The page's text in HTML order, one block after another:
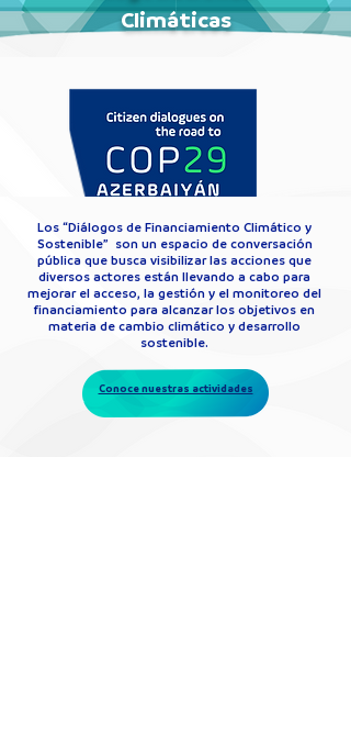
Climáticas
Los “Diálogos de Financiamiento Climático y
Sostenible” son un espacio de conversación
pública que busca visibilizar las acciones que
diversos actores están llevando a cabo para
mejorar el acceso, la gestión y el monitoreo del
financiamiento para alcanzar los objetivos en
materia de cambio climático y desarrollo
sostenible.
Conoce nuestras actividades